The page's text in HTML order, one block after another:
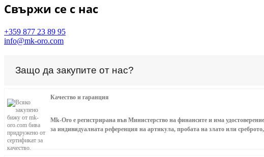
Свържи се с нас
+359 877 23 89 95
info@mk-oro.com
Защо да закупите от нас?
Качество и гаранция
Mk-Oro е регистрирана във Министерство на финансите и има
за индивидуалната референция на артикула, пробата на злато или